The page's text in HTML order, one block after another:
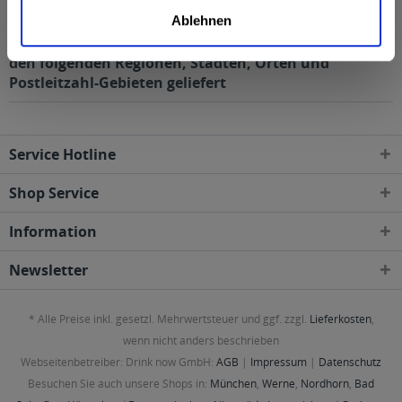
Ablehnen
Paulaner Natur Grapefruit Biermix 20 x 0,5l wird in
den folgenden Regionen, Städten, Orten und
Postleitzahl-Gebieten geliefert
Service Hotline
Shop Service
Information
Newsletter
* Alle Preise inkl. gesetzl. Mehrwertsteuer und ggf. zzgl. Lieferkosten,
wenn nicht anders beschrieben
Webseitenbetreiber: Drink now GmbH: AGB | Impressum | Datenschutz
Besuchen Sie auch unsere Shops in: München, Werne, Nordhorn, Bad